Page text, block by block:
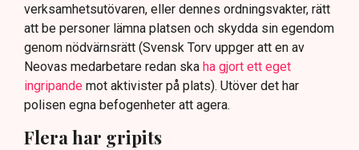
verksamhetsutövaren, eller dennes ordningsvakter, rätt
att be personer lämna platsen och skydda sin egendom
genom nödvärnsrätt (Svensk Torv uppger att en av
Neovas medarbetare redan ska ha gjort ett eget
ingripande mot aktivister på plats). Utöver det har
polisen egna befogenheter att agera.
Flera har gripits